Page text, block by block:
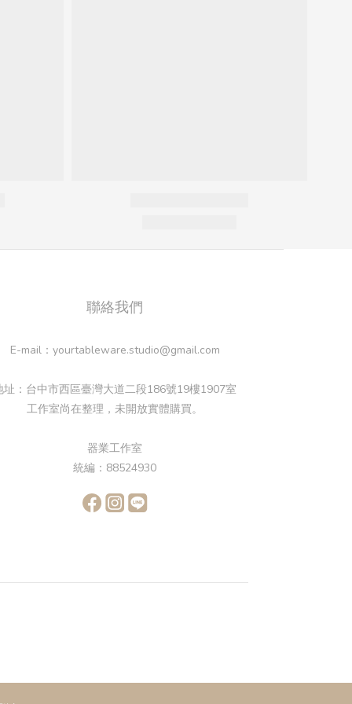
聯絡我們
E-mail：yourtableware.studio@gmail.com
址：台中市西區臺灣大道二段186號19樓1907室
工作室尚在整理，未開放實體購買。
器業工作室
統編：88524930